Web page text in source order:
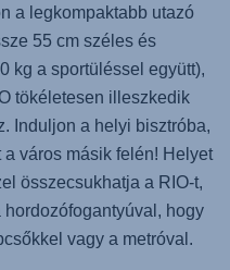
a legkompaktabb utazó
55 cm széles és
kg a sportüléssel együtt),
tökéletesen illeszkedik
Induljon a helyi bisztróba,
város másik felén! Helyet
összecsukhatja a RIO-t,
hogy
vagy a metróval.